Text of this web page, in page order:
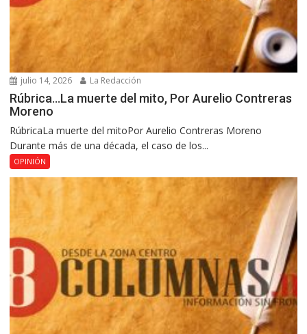
julio 14, 2026 La Redacción
Rúbrica…La muerte del mito, Por Aurelio Contreras
Moreno
RúbricaLa muerte del mitoPor Aurelio Contreras Moreno
Durante más de una década, el caso de los...
OPINIÓN